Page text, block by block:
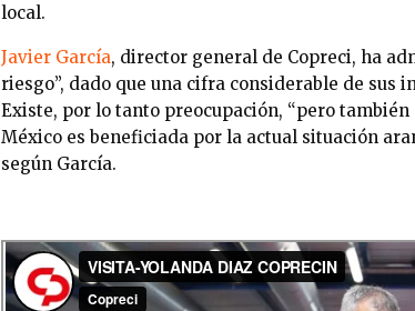
local.
Javier García, director general de Copreci, ha
riesgo”, dado que una cifra considerable de sus
Existe, por lo tanto preocupación, “pero
México es beneficiada por la actual situación
según García.